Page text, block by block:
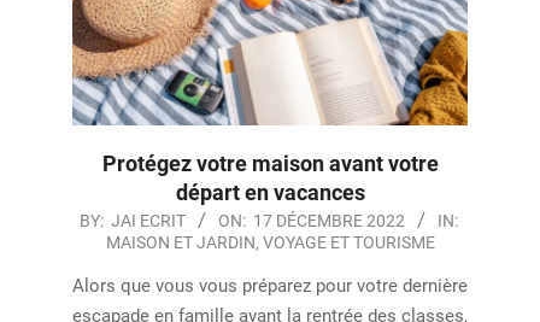
Protégez votre maison avant votre
départ en vacances
2022-
17
BY: JAI ECRIT ON: 17 DÉCEMBRE 2022
IN:
MAISON ET JARDIN, VOYAGE ET TOURISME
Alors que vous vous préparez pour votre dernière
escapade en famille avant la rentrée des classes,